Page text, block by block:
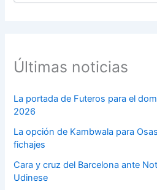
Últimas noticias
La portada de Futeros para el
2026
La opción de Kambwala para
fichajes
Cara y cruz del Barcelona ante
Udinese